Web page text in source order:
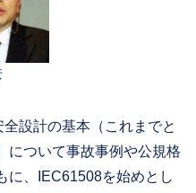
設計の基本（これまでと
について事故事例や公規格
に、IEC61508を始めとし